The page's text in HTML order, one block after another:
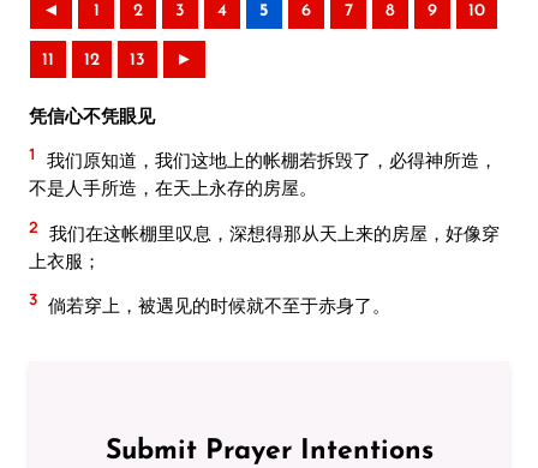
◄ 1 2 3 4 5 6 7 8 9 10
11 12 13 ►
凭信心不凭眼见
1
我们原知道，我们这地上的帐棚若拆毁了，必得神所造，
不是人手所造，在天上永存的房屋。
2 我们在这帐棚里叹息，深想得那从天上来的房屋，好像穿
上衣服；
3 倘若穿上，被遇见的时候就不至于赤身了。
Submit Prayer Intentions